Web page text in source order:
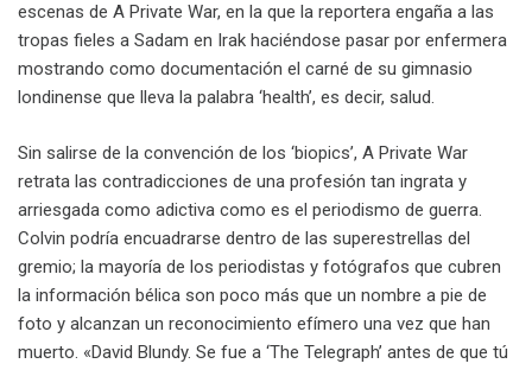
escenas de A Private War, en la que la reportera engaña a las
tropas fieles a Sadam en Irak haciéndose pasar por enfermera
mostrando como documentación el carné de su gimnasio
londinense que lleva la palabra ‘health’, es decir, salud.
Sin salirse de la convención de los ‘biopics’, A Private War
retrata las contradicciones de una profesión tan ingrata y
arriesgada como adictiva como es el periodismo de guerra.
Colvin podría encuadrarse dentro de las superestrellas del
gremio; la mayoría de los periodistas y fotógrafos que cubren
la información bélica son poco más que un nombre a pie de
foto y alcanzan un reconocimiento efímero una vez que han
muerto. «David Blundy. Se fue a ‘The Telegraph’ antes de que tú